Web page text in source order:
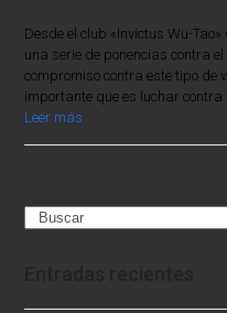
Desde el club «Invictus Wu-
una serie de ponencias contra
compromiso contra este tipo de
importante que es luchar contra
Leer más
Search